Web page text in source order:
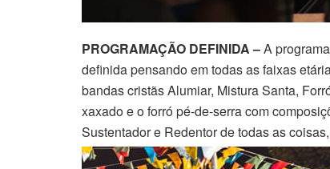
PROGRAMAÇÃO DEFINIDA –A
definida pensando em todas as faixas
bandas cristãs Alumiar, Mistura Santa,
xaxado e o forró pé-de-serra com
Sustentador e Redentor de todas as